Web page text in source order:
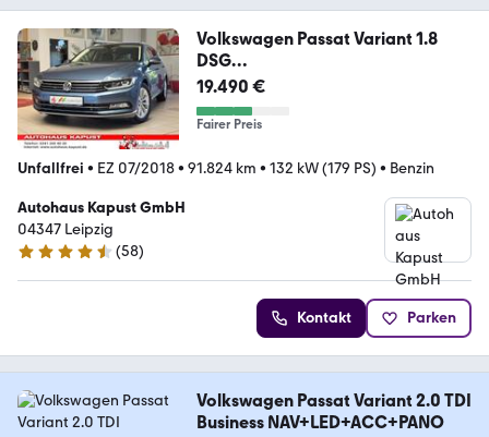
Volkswagen Passat Variant 1.8
DSG
Highline/LED/Navi/DCC/ACC
19.490 €
Fairer Preis
Unfallfrei • EZ 07/2018• 91.824 km • 132 kW (179 PS) • Benzin
Autohaus Kapust GmbH
04347 Leipzig
4.4 Sterne
(58)
Kontakt Parken
Volkswagen Passat Variant 2.0 TDI
Business NAV+LED+ACC+PANO